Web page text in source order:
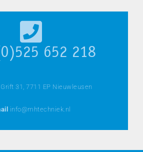
652 218
Grift 31, 7711 EP Nieuwleusen
info@mhtechniek.nl